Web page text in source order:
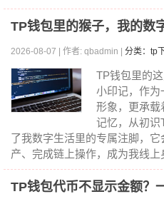
TP钱包里的猴子，我的数
2026-08-07 | 作者: qbadmin | 分类：tp
TP钱包里的
小印记，作为
形象，更承载
记忆，从初识
了我数字生活里的专属注脚，
产、完成链上操作，成为我线
TP钱包代币不显示金额？